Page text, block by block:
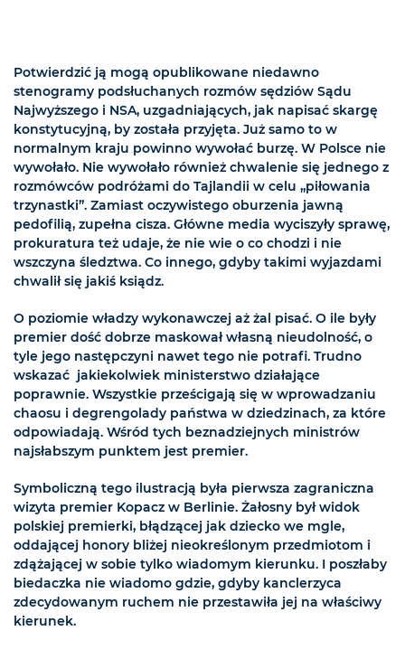
Potwierdzić ją mogą opublikowane niedawno
stenogramy podsłuchanych rozmów sędziów Sądu
Najwyższego i NSA, uzgadniających, jak napisać skargę
konstytucyjną, by została przyjęta. Już samo to w
normalnym kraju powinno wywołać burzę. W Polsce nie
wywołało. Nie wywołało również chwalenie się jednego z
rozmówców podróżami do Tajlandii w celu „piłowania
trzynastki”. Zamiast oczywistego oburzenia jawną
pedofilią, zupełna cisza. Główne media wyciszyły sprawę,
prokuratura też udaje, że nie wie o co chodzi i nie
wszczyna śledztwa. Co innego, gdyby takimi wyjazdami
chwalił się jakiś ksiądz.
O poziomie władzy wykonawczej aż żal pisać. O ile były
premier dość dobrze maskował własną nieudolność, o
tyle jego następczyni nawet tego nie potrafi. Trudno
wskazać jakiekolwiek ministerstwo działające
poprawnie. Wszystkie prześcigają się w wprowadzaniu
chaosu i degrengolady państwa w dziedzinach, za które
odpowiadają. Wśród tych beznadziejnych ministrów
najsłabszym punktem jest premier.
Symboliczną tego ilustracją była pierwsza zagraniczna
wizyta premier Kopacz w Berlinie. Żałosny był widok
polskiej premierki, błądzącej jak dziecko we mgle,
oddającej honory bliżej nieokreślonym przedmiotom i
zdążającej w sobie tylko wiadomym kierunku. I poszłaby
biedaczka nie wiadomo gdzie, gdyby kanclerzyca
zdecydowanym ruchem nie przestawiła jej na właściwy
kierunek.